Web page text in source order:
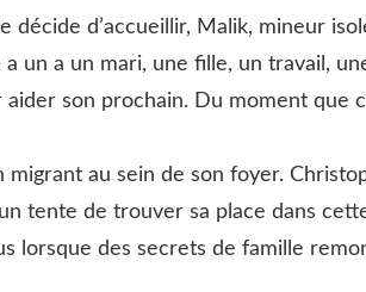
décide d’accueillir, Malik, mineur
a un a un mari, une fille, un travail,
aider son prochain. Du moment que
migrant au sein de son foyer.
tente de trouver sa place dans
lorsque des secrets de famille